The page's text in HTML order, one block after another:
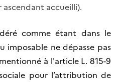
ascendant accueilli).
comme étant dans le
imposable ne dépasse pas
à l'article L. 815-9
pour l’attribution de